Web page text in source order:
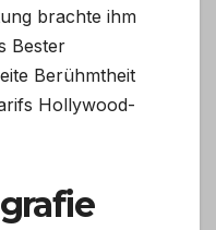
brachte ihm
Bester
Berühmtheit
Hollywood-